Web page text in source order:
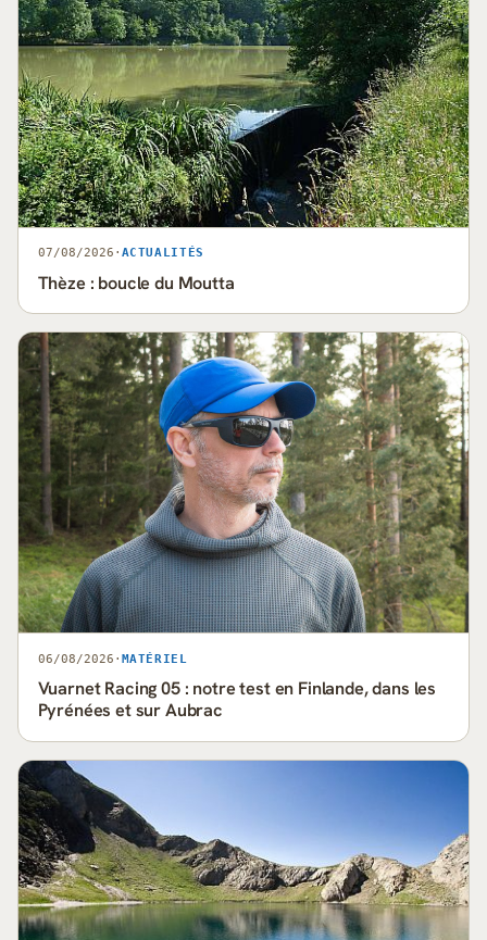
07/08/2026 · ACTUALITÉS
Thèze : boucle du Moutta
06/08/2026 · MATÉRIEL
Vuarnet Racing 05 : notre test en Finlande, dans les
Pyrénées et sur Aubrac